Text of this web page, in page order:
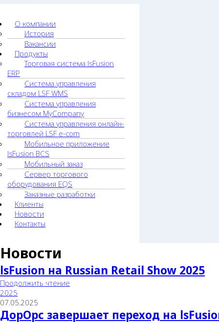
О компании
История
Вакансии
Продукты
Торговая система lsFusion
ERP
Система управления
складом LSF WMS
Система управления
бизнесом MyCompany
Система управления онлайн-
торговлей LSF e-com
Мобильное приложение
lsFusion BCS
Мобильный заказ
Сервер торгового
оборудования EQS
Заказные разработки
Клиенты
Новости
Контакты
Новости
lsFusion на Russian Retail Show 2025
Продолжить чтение
2025
07.05.2025
ДорОрс завершает переход на